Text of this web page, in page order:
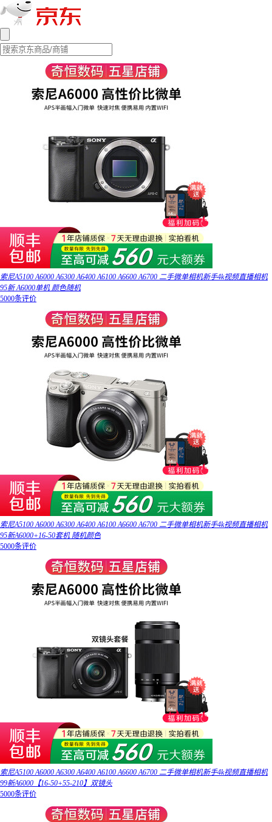
索尼A5100 A6000 A6300 A6400 A6100 A6600 A6700 二手微单相机新手4k视频直播相机
95新 A6000单机 颜色随机
5000条评价
索尼A5100 A6000 A6300 A6400 A6100 A6600 A6700 二手微单相机新手4k视频直播相机
95新A6000+16-50套机 随机颜色
5000条评价
索尼A5100 A6000 A6300 A6400 A6100 A6600 A6700 二手微单相机新手4k视频直播相机
99新A6000【16-50+55-210】双镜头
5000条评价